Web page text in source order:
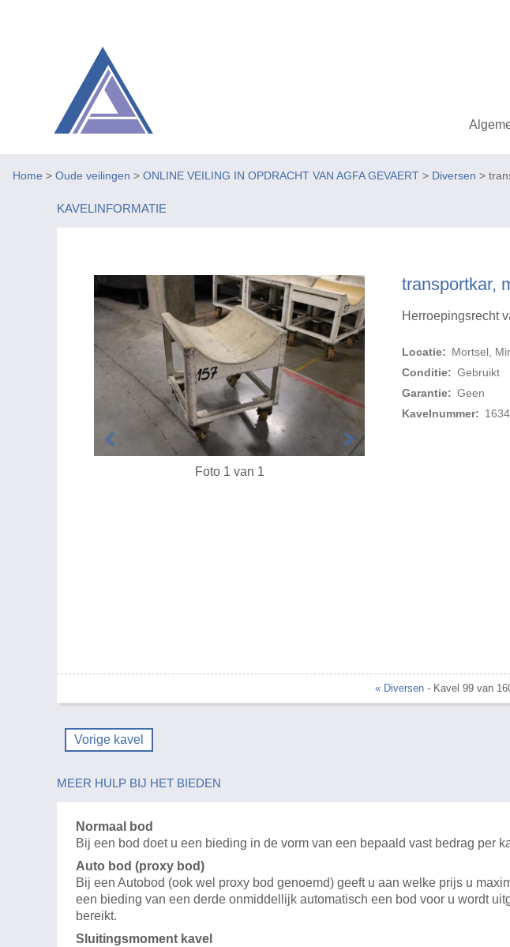
Home > Oude veilingen > ONLINE VEILING IN OPDRACHT VAN AGFA GEVAERT > Diversen >
KAVELINFORMATIE
transportkar,
Herroepingsrecht
Locatie: Mortsel,
Conditie: Gebruikt
Garantie: Geen
Kavelnummer:
Foto 1 van 1
« Diversen- Kavel 99 van
Vorige kavel
MEER HULP BIJ HET BIEDEN
Normaal bod
Bij een bod doet u een bieding in de vorm van een bepaald vast bedrag per
Auto bod (proxy bod)
Bij een Autobod (ook wel proxy bod genoemd) geeft u aan welke prijs u
een bieding van een derde onmiddellijk automatisch een bod voor u wordt
bereikt.
Sluitingsmoment kavel